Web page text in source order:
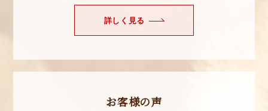
詳しく見る
お客様の声